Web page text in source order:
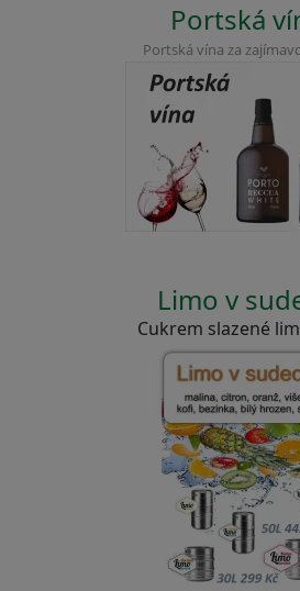
Portská
Portská vína za
Limo v
Cukrem slazené